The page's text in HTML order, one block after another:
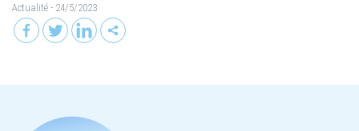
Actualité - 24/5/2023